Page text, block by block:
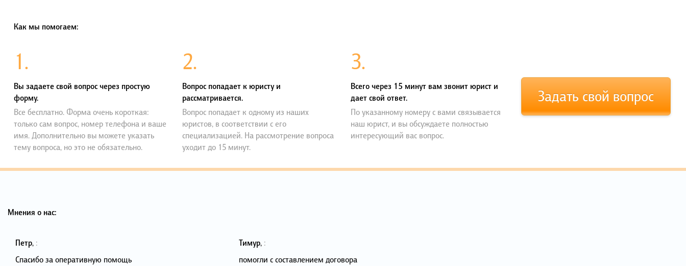
Как мы помогаем:
1.
Вы задаете свой вопрос через простую
форму.
Все бесплатно. Форма очень короткая:
только сам вопрос, номер телефона и ваше
имя. Дополнительно вы можете указать
тему вопроса, но это не обязательно.
2.
Вопрос попадает к юристу и
рассматривается.
Вопрос попадает к одному из наших
юристов, в соответствии с его
специализацией. На рассмотрение вопроса
уходит до 15 минут.
3.
Всего через 15 минут вам звонит юрист и
дает свой ответ.
По указанному номеру с вами связывается
наш юрист, и вы обсуждаете полностью
интересующий вас вопрос.
Задать свой вопрос
Мнения о нас:
Петр, :
Спасибо за оперативную помощь
Тимур, :
помогли с составлением договора